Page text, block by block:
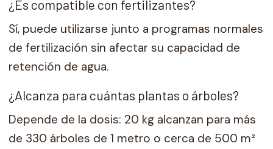
¿Es compatible con fertilizantes?
Sí, puede utilizarse junto a programas normales
de fertilización sin afectar su capacidad de
retención de agua.
¿Alcanza para cuántas plantas o árboles?
Depende de la dosis: 20 kg alcanzan para más
de 330 árboles de 1 metro o cerca de 500 m²